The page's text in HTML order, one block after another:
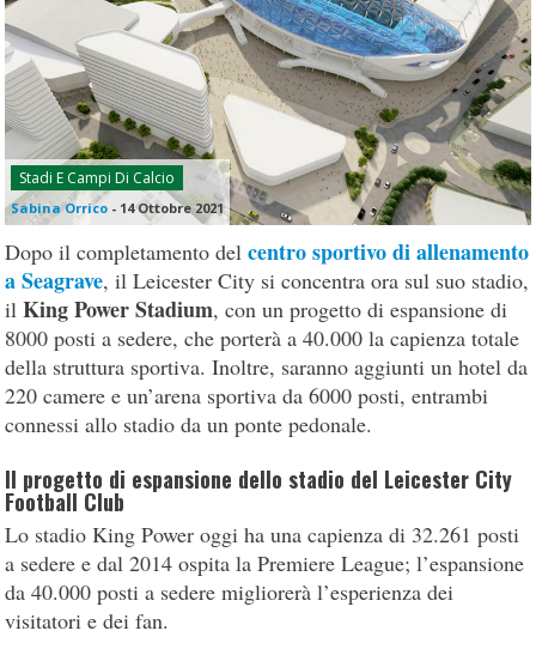
Stadi E Campi Di Calcio
Sabina Orrico - 14 Ottobre 2021
Dopo il completamento delcentro sportivo di allenamento
a Seagrave, il Leicester City si concentra ora sul suo stadio,
ilKing Power Stadium, con un progetto di espansione di
8000 posti a sedere, che porterà a 40.000 la capienza totale
della struttura sportiva. Inoltre, saranno aggiunti un hotel da
220 camere e un’arena sportiva da 6000 posti, entrambi
connessi allo stadio da un ponte pedonale.
Il progetto di espansione dello stadio del Leicester City
Football Club
Lo stadio King Power oggi ha una capienza di 32.261 posti
a sedere e dal 2014 ospita la Premiere League; l’espansione
da 40.000 posti a sedere migliorerà l’esperienza dei
visitatori e dei fan.